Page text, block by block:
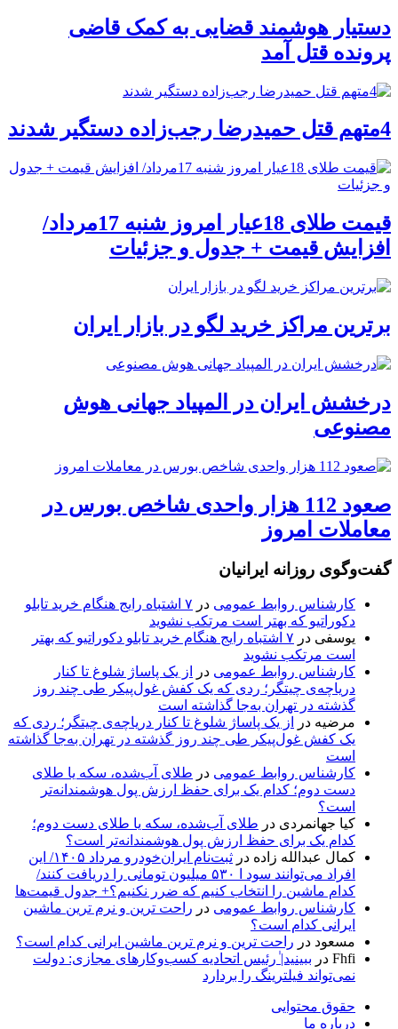
دستیار هوشمند قضایی به کمک قاضی
پرونده قتل آمد
4متهم قتل حمیدرضا رجب‌زاده دستگیر شدند
قیمت طلای 18عیار امروز شنبه 17مرداد/
افزایش قیمت + جدول و جزئیات
برترین مراکز خرید لگو در بازار ایران
درخشش ایران در المپیاد جهانی هوش
مصنوعی
صعود 112 هزار واحدی شاخص بورس در
معاملات امروز
گفت‌وگوی روزانه ایرانیان
کارشناس روابط عمومی در
۷ اشتباه رایج هنگام خرید تابلو
دکوراتیو که بهتر است مرتکب نشوید
یوسفی در
۷ اشتباه رایج هنگام خرید تابلو دکوراتیو که بهتر
است مرتکب نشوید
کارشناس روابط عمومی در
از یک پاساژ شلوغ تا کنار
دریاچه‌ی چیتگر؛ ردی که یک کفش غول‌پیکر طی چند روز
گذشته در تهران به‌جا گذاشته است
مرضیه در
از یک پاساژ شلوغ تا کنار دریاچه‌ی چیتگر؛ ردی که
یک کفش غول‌پیکر طی چند روز گذشته در تهران به‌جا گذاشته
است
کارشناس روابط عمومی در طلای آب‌شده، سکه یا طلای
دست دوم؛ کدام یک برای حفظ ارزش پول هوشمندانه‌تر
است؟
کیا جهانمردی در طلای آب‌شده، سکه یا طلای دست دوم؛
کدام یک برای حفظ ارزش پول هوشمندانه‌تر است؟
کمال عبدالله زاده در
ثبت‌نام ایران‌خودرو مرداد ۱۴۰۵/ این
افراد می‌توانند سود ا ۵۳۰ میلیون تومانی را دریافت کنند/
کدام ماشین را انتخاب کنیم که ضرر نکنیم؟+ جدول قیمت‌ها
کارشناس روابط عمومی در راحت ترین و نرم ترین ماشین
ایرانی کدام است؟
مسعود در راحت ترین و نرم ترین ماشین ایرانی کدام است؟
Fhfi در ببینید| ٰرئیس اتحادیه کسب‌وکارهای مجازی: دولت
نمی‌تواند فیلترینگ را بردارد
حقوق محتوایی
درباره ما